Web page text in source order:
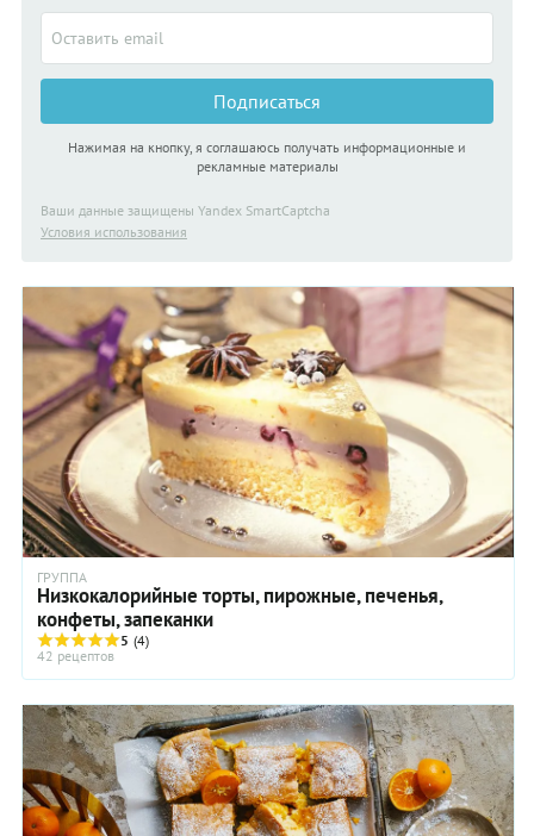
Подписаться
Нажимая на кнопку, я соглашаюсь получать информационные и
рекламные материалы
Ваши данные защищены Yandex SmartCaptcha
Условия использования
ГРУППА
Низкокалорийные торты, пирожные, печенья,
конфеты, запеканки
5 (4)
42 рецептов